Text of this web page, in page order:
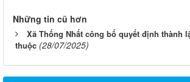
Những tin cũ hơn
Xã Thống Nhất công bố quyết định thành
thuộc (28/07/2025)